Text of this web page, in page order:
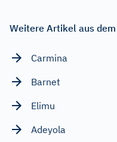
Weitere Artikel aus
Carmina
Barnet
Elimu
Adeyola